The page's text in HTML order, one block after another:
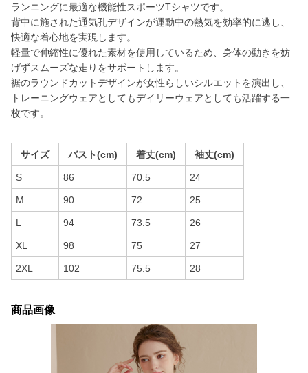
ランニングに最適な機能性スポーツTシャツです。
背中に施された通気孔デザインが運動中の熱気を効率的に逃し、
快適な着心地を実現します。
軽量で伸縮性に優れた素材を使用しているため、身体の動きを妨
げずスムーズな走りをサポートします。
裾のラウンドカットデザインが女性らしいシルエットを演出し、
トレーニングウェアとしてもデイリーウェアとしても活躍する一
枚です。
サイズ バスト(cm) 着丈(cm) 袖丈(cm)
S 86 70.5 24
M 90 72 25
L 94 73.5 26
XL 98 75 27
2XL 102 75.5 28
商品画像